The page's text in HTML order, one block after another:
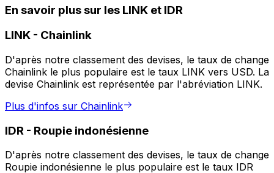
En savoir plus sur les LINK et IDR
LINK - Chainlink
D'après notre classement des devises, le taux de change
Chainlink le plus populaire est le taux LINK vers USD. La
devise Chainlink est représentée par l'abréviation LINK.
Plus d'infos sur Chainlink
IDR - Roupie indonésienne
D'après notre classement des devises, le taux de change
Roupie indonésienne le plus populaire est le taux IDR